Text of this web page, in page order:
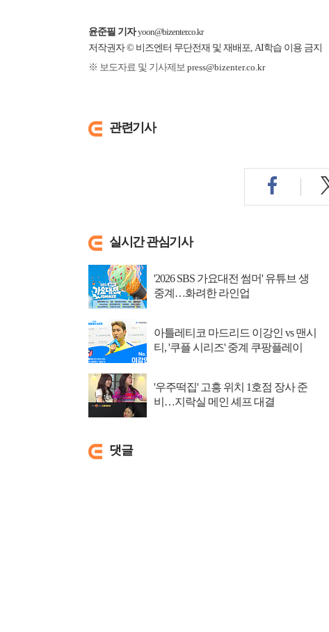
윤준필 기자 yoon@bizenter.co.kr
저작권자 © 비즈엔터 무단전재 및 재배포, AI학습 이용 금지
※ 보도자료 및 기사제보 press@bizenter.co.kr
관련기사
실시간 관심기사
'2026 SBS 가요대전 썸머' 유튜브 생
중계…화려한 라인업
아틀레티코 마드리드 이강인 vs 맨시
티, '쿠플 시리즈' 중계 쿠팡플레이
'우주떡집' 고흥 위치 1호점 장사 준
비…지락실 메인 셰프 대결
댓글